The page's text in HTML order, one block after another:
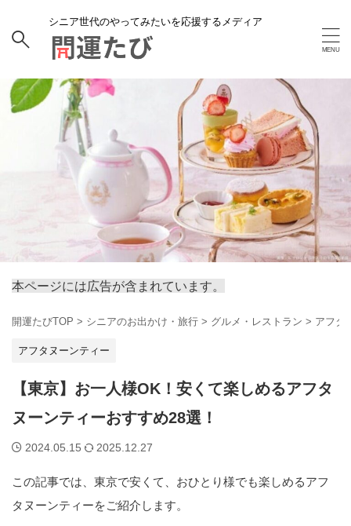
シニア世代のやってみたいを応援するメディア
本ページには広告が含まれています。
開運たびTOP > シニアのお出かけ・旅行 > グルメ・レストラン > アフタ
アフタヌーンティー
【東京】お一人様OK！安くて楽しめるアフタ
ヌーンティーおすすめ28選！
2024.05.15 2025.12.27
この記事では、東京で安くて、おひとり様でも楽しめるアフ
タヌーンティーをご紹介します。